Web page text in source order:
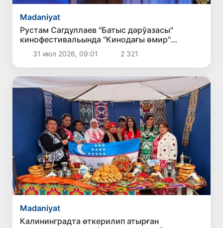
Madaniyat
Рустам Сагдуллаев "Батыс дәрўазасы"
кинофестивальында "Кинодағы өмир"
халықаралық сыйлығын қолға киргизди
31 июл 2026, 09:01 2 321
Madaniyat
Калининградта өткерилип атырған